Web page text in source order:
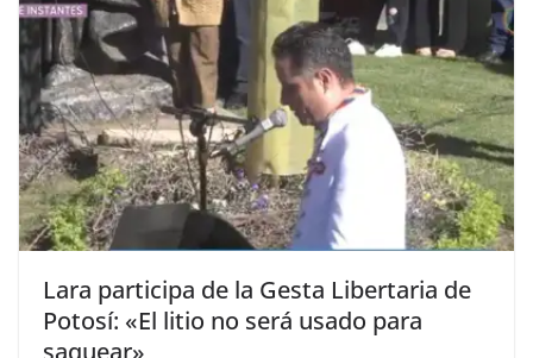
Lara participa de la Gesta Libertaria de
Potosí: «El litio no será usado para